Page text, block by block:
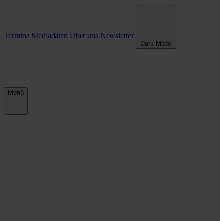
Termine Mediadaten Über uns Newsletter
Dark Mode
Menü